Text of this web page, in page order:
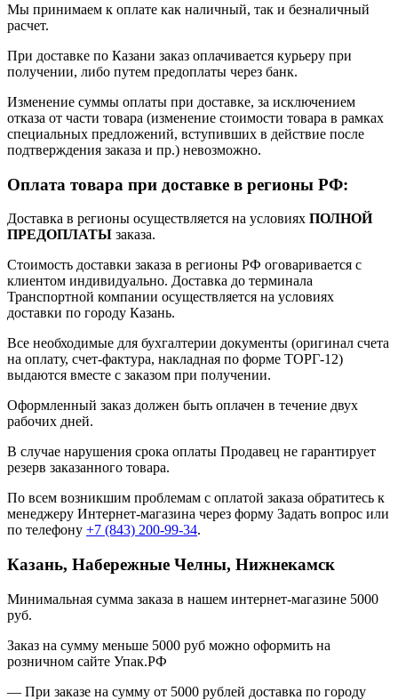
Мы принимаем к оплате как наличный, так и безналичный
расчет.
При доставке по Казани заказ оплачивается курьеру при
получении, либо путем предоплаты через банк.
Изменение суммы оплаты при доставке, за исключением
отказа от части товара (изменение стоимости товара в рамках
специальных предложений, вступивших в действие после
подтверждения заказа и пр.) невозможно.
Оплата товара при доставке в регионы РФ:
Доставка в регионы осуществляется на условиях ПОЛНОЙ
ПРЕДОПЛАТЫ заказа.
Стоимость доставки заказа в регионы РФ оговаривается с
клиентом индивидуально. Доставка до терминала
Транспортной компании осуществляется на условиях
доставки по городу Казань.
Все необходимые для бухгалтерии документы (оригинал счета
на оплату, счет-фактура, накладная по форме ТОРГ-12)
выдаются вместе с заказом при получении.
Оформленный заказ должен быть оплачен в течение двух
рабочих дней.
В случае нарушения срока оплаты Продавец не гарантирует
резерв заказанного товара.
По всем возникшим проблемам с оплатой заказа обратитесь к
менеджеру Интернет-магазина через форму Задать вопрос или
по телефону +7 (843) 200-99-34.
Казань, Набережные Челны, Нижнекамск
Минимальная сумма заказа в нашем интернет-магазине 5000
руб.
Заказ на сумму меньше 5000 руб можно оформить на
розничном сайте Упак.РФ
— При заказе на сумму от 5000 рублей доставка по городу